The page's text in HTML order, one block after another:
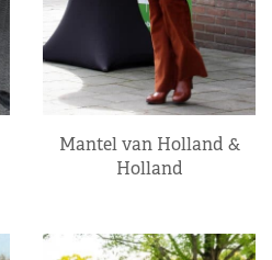
Mantel van Holland &
Holland